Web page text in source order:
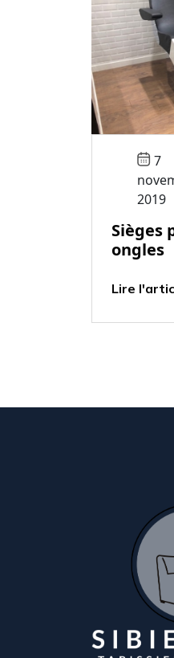
7
2019
Sièges
ongles
Lire